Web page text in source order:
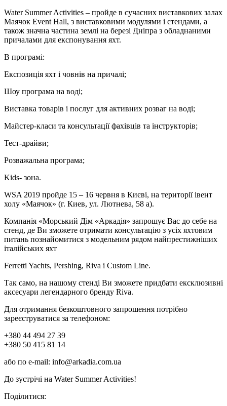
Water Summer Activities – пройде в сучасних виставкових залах
Маячок Event Hall, з виставковими модулями і стендами, а
також значна частина землі на березі Дніпра з обладнаними
причалами для експонування яхт.
В програмі:
Експозиція яхт і човнів на причалі;
Шоу програма на воді;
Виставка товарів і послуг для активних розваг на воді;
Майстер-класи та консультації фахівців та інструкторів;
Тест-драйви;
Розважальна програма;
Kids- зона.
WSA 2019 пройде 15 – 16 червня в Києві, на території івент
холу «Маячок» (г. Киев, ул. Лютнева, 58 а).
Компанія «Морський Дім «Аркадія» запрошує Вас до себе на
стенд, де Ви зможете отримати консультацію з усіх яхтовим
питань познайомитися з модельним рядом найпрестижніших
італійських яхт
Ferretti Yachts, Pershing, Riva і Custom Line.
Так само, на нашому стенді Ви зможете придбати ексклюзивні
аксесуари легендарного бренду Riva.
Для отримання безкоштовного запрошення потрібно
зареєструватися за телефоном:
+380 44 494 27 39
+380 50 415 81 14
або по e-mail: info@arkadia.com.ua
До зустрічі на Water Summer Activities!
Поділитися: